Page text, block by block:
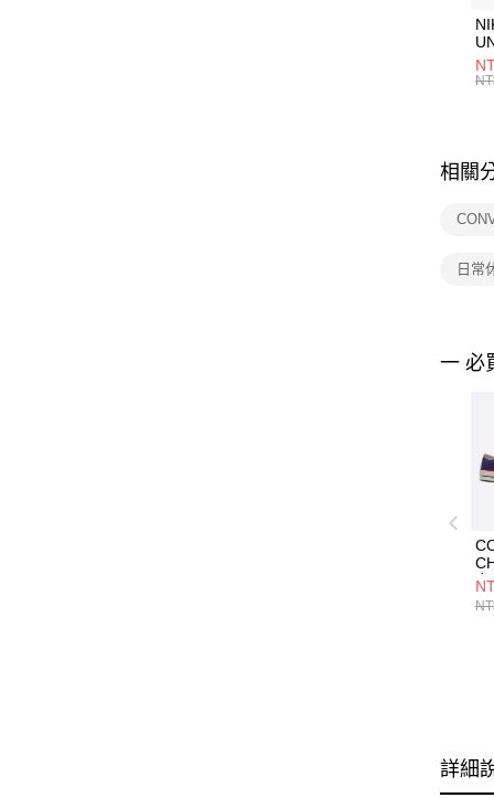
統
相關
日常
一 必
詳細